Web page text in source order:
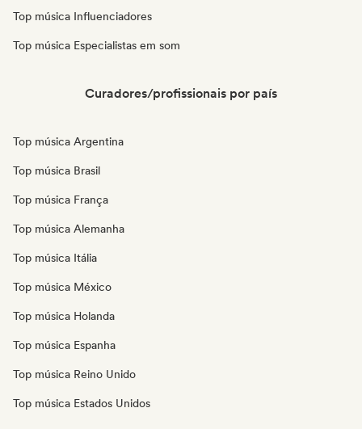
Top música Influenciadores
Top música Especialistas em som
Curadores/profissionais por país
Top música Argentina
Top música Brasil
Top música França
Top música Alemanha
Top música Itália
Top música México
Top música Holanda
Top música Espanha
Top música Reino Unido
Top música Estados Unidos